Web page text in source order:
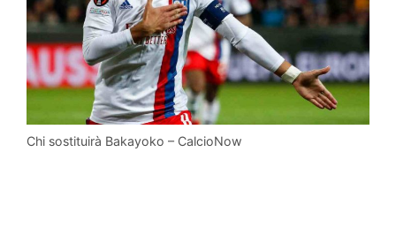
Chi sostituirà Bakayoko – CalcioNow